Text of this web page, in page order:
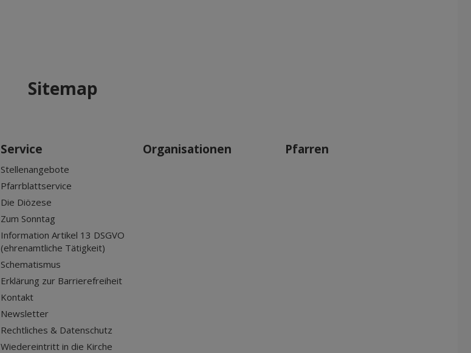
Sitemap
Service
Stellenangebote
Pfarrblattservice
Die Diözese
Zum Sonntag
Information Artikel 13 DSGVO
(ehrenamtliche Tätigkeit)
Schematismus
Erklärung zur Barrierefreiheit
Kontakt
Newsletter
Rechtliches & Datenschutz
Wiedereintritt in die Kirche
Organisationen Pfarren